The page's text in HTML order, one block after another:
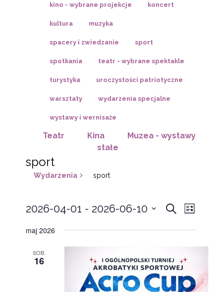
kino - wybrane projekcje koncert
kultura muzyka
spacery i zwiedzanie sport
spotkania teatr - wybrane spektakle
turystyka uroczystości patriotyczne
warsztaty wydarzenia specjalne
wystawy i wernisaże
Teatr Kina
Muzea - wystawy
stałe
sport
Wydarzenia sport
po
i
widokach
Wyszukaj
Lista
2026-04-01 - 2026-06-10
datę.
maj 2026
SOB.
16